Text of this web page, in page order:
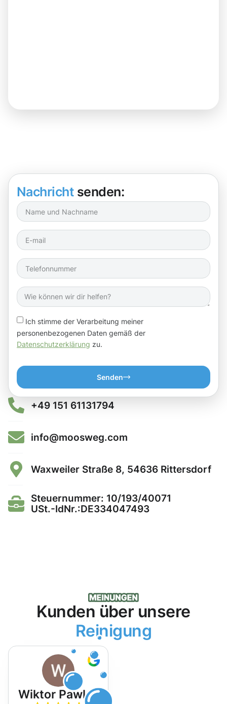
Nachricht senden:
Ich stimme der Verarbeitung meiner
personenbezogenen Daten gemäß der
Datenschutzerklärung zu.
Senden
+49 151 61131794
info@moosweg.com
Waxweiler Straße 8, 54636 Rittersdorf
Steuernummer: 10/193/40071
USt.-IdNr.:DE334047493
Kunden über unsere
Reinigung
Wiktor Pawlak